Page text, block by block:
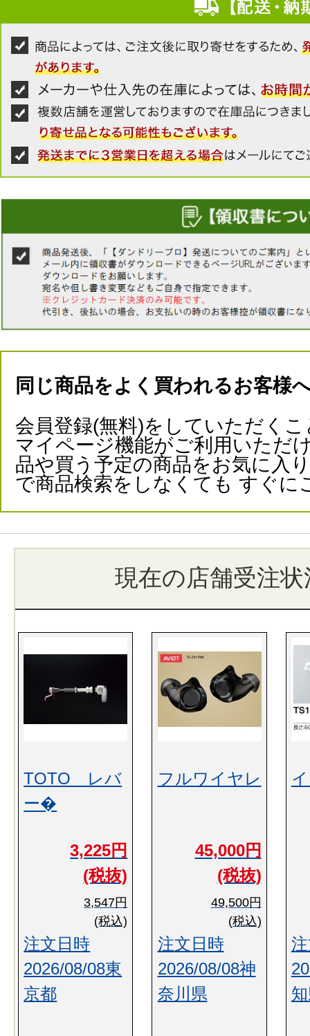
同じ商品をよく買われるお客様
会員登録(無料)をしていただくこ
マイページ機能がご利用いただ
品や買う予定の商品をお気に入
で商品検索をしなくても すぐに
現在の店舗受注状
TOTO レバ
ー�
3,225円
(税抜)
3,547円
(税込)
注文日時
2026/08/08東
京都
フルワイヤレ
45,000円
(税抜)
49,500円
(税込)
注文日時
2026/08/08神
奈川県